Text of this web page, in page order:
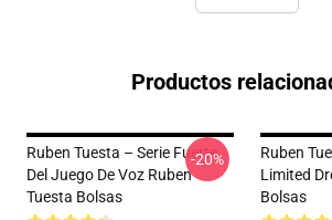
Productos
Ruben Tuesta – Serie Fuerte
Del Juego De Voz Ruben
Tuesta Bolsas
-20%
Ruben
Limited
Bolsas